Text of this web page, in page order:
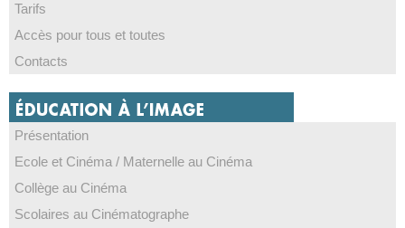
Tarifs
Accès pour tous et toutes
Contacts
Présentation
Ecole et Cinéma / Maternelle au Cinéma
Collège au Cinéma
Scolaires au Cinématographe